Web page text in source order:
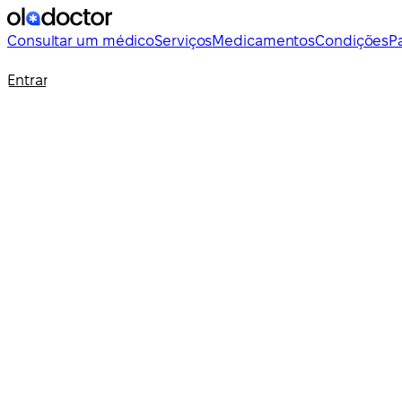
Consultar um médicoServiçosMedicamentosCondições
Entrar